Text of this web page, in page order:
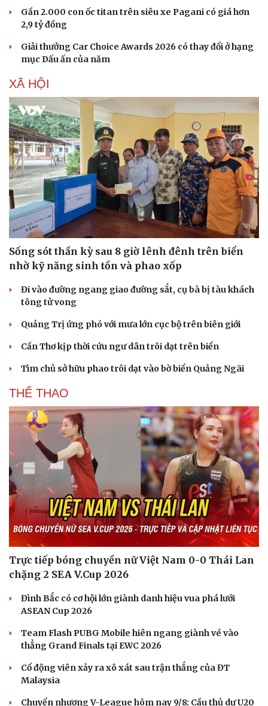
Sức khỏe
Dinh dưỡng - món ngon
Cây thuốc
Nhi khoa
Nam khoa
Làm đẹp - giảm cân
Phòng mạch online
Ăn sạch sống khỏe
Nhà đẹp
Gần 2.000 con ốc titan trên siêu xe Pagani có giá hơn
2,9 tỷ đồng
Giải thưởng Car Choice Awards 2026 có thay đổi ở hạng
mục Dấu ấn của năm
XÃ HỘI
Sống sót thần kỳ sau 8 giờ lênh đênh trên biển
nhờ kỹ năng sinh tồn và phao xốp
Đi vào đường ngang giao đường sắt, cụ bà bị tàu khách
tông tử vong
Quảng Trị ứng phó với mưa lớn cục bộ trên biên giới
Cần Thơ kịp thời cứu ngư dân trôi dạt trên biển
Tìm chủ sở hữu phao trôi dạt vào bờ biển Quảng Ngãi
THỂ THAO
Trực tiếp bóng chuyền nữ Việt Nam 0-0 Thái Lan
chặng 2 SEA V.Cup 2026
Đình Bắc có cơ hội lớn giành danh hiệu vua phá lưới
ASEAN Cup 2026
Team Flash PUBG Mobile hiên ngang giành vé vào
thẳng Grand Finals tại EWC 2026
Cổ động viên xảy ra xô xát sau trận thắng của ĐT
Malaysia
Chuyển nhượng V-League hôm nay 9/8: Cầu thủ dự U20